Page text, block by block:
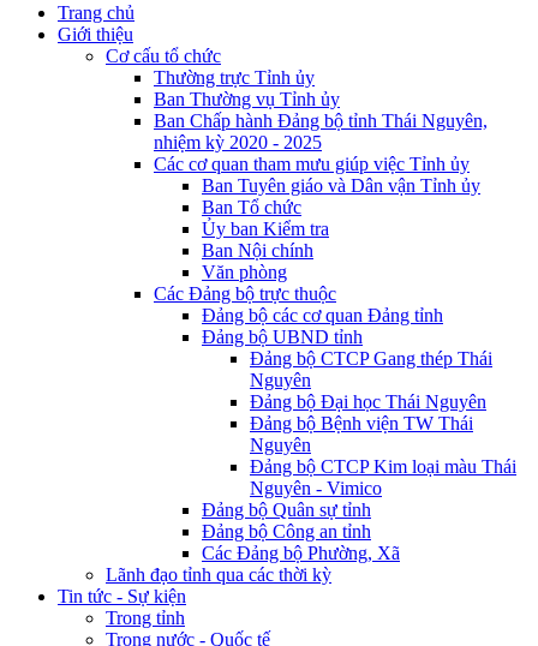
Trang chủ
Giới thiệu
Cơ cấu tổ chức
Thường trực Tỉnh ủy
Ban Thường vụ Tỉnh ủy
Ban Chấp hành Đảng bộ tỉnh Thái Nguyên,
nhiệm kỳ 2020 - 2025
Các cơ quan tham mưu giúp việc Tỉnh ủy
Ban Tuyên giáo và Dân vận Tỉnh ủy
Ban Tổ chức
Ủy ban Kiểm tra
Ban Nội chính
Văn phòng
Các Đảng bộ trực thuộc
Đảng bộ các cơ quan Đảng tỉnh
Đảng bộ UBND tỉnh
Đảng bộ CTCP Gang thép Thái
Nguyên
Đảng bộ Đại học Thái Nguyên
Đảng bộ Bệnh viện TW Thái
Nguyên
Đảng bộ CTCP Kim loại màu Thái
Nguyên - Vimico
Đảng bộ Quân sự tỉnh
Đảng bộ Công an tỉnh
Các Đảng bộ Phường, Xã
Lãnh đạo tỉnh qua các thời kỳ
Tin tức - Sự kiện
Trong tỉnh
Trong nước - Quốc tế